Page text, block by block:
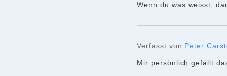
Wenn du was weisst,
Verfasst von Peter
Mir persönlich gefällt